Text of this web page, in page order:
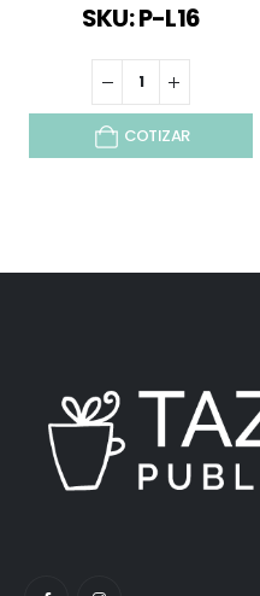
SKU: P-L16
COTIZAR